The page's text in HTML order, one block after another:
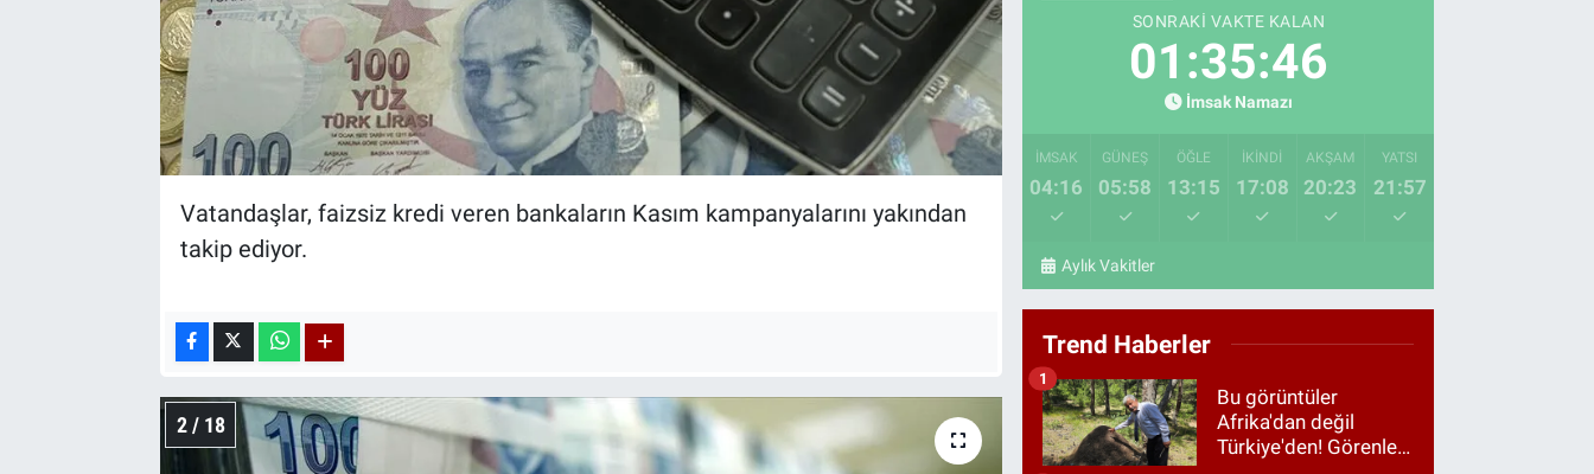
Vatandaşlar, faizsiz kredi veren bankaların Kasım kampanyalarını yakından
takip ediyor.
2 / 18
SONRAKI VAKTE KALAN
01:35:44
İmsak Namazı
İMSAK
04:16
GÜNEŞ
05:58
ÖĞLE
13:15
İKINDI
17:08
AKŞAM
20:23
YATSI
21:57
Aylık Vakitler
Trend Haberler
Bu görüntüler
Afrika'dan değil
Türkiye'den! Görenler
1